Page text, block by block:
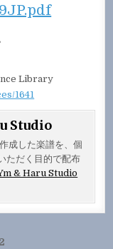
Library
1641
Studio
成した楽譜を、個
ただく目的で配布
& Haru Studio